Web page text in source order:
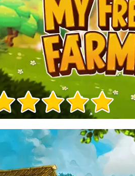
Informații despre joc